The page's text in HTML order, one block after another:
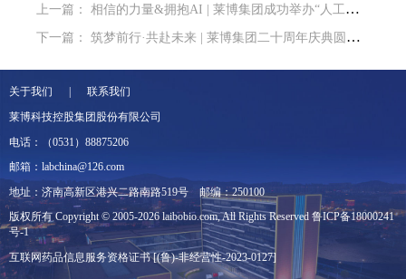
上一篇： 相信的力量&拥抱AI | 莱博集团成功举办“人工智能
下一篇： 筑梦前行·共赴未来 | 莱博集团二十周年庆典圆满举行
关于我们 | 联系我们
莱博科技控股集团股份有限公司
电话：（0531）88875206
邮箱：labchina@126.com
地址：济南高新区港兴二路南路519号
邮编：250100
版权所有 Copyright © 2005-2026 laibobio.com, All Rights Reserved 鲁ICP备18000241
号-1
互联网药品信息服务资格证书 [(鲁)-非经营性-2023-0127]